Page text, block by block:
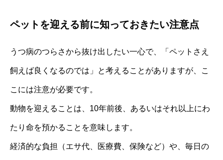
ペットを迎える前に知っておきたい注意点
うつ病のつらさから抜け出したい一心で、「ペットさえ
飼えば良くなるのでは」と考えることがありますが、こ
こには注意が必要です。
動物を迎えることは、10年前後、あるいはそれ以上にわ
たり命を預かることを意味します。
経済的な負担（エサ代、医療費、保険など）や、毎日の